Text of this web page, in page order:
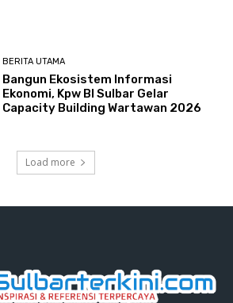
BERITA UTAMA
Bangun Ekosistem Informasi
Ekonomi, Kpw BI Sulbar Gelar
Capacity Building Wartawan 2026
Load more